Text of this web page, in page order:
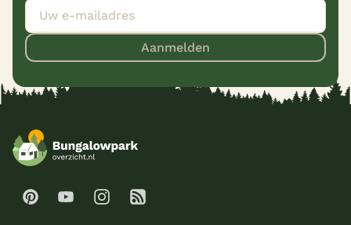
Aanmelden